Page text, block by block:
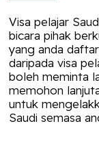
Visa pelajar
bicara pihak
yang anda
daripada visa
boleh meminta
memohon
untuk
Saudi semasa